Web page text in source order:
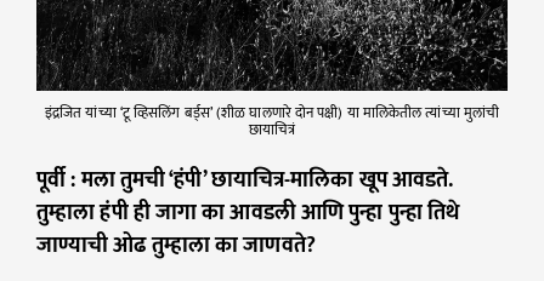
इंद्रजित यांच्या ‘टू व्हिसलिंग बर्ड्स’ (शीळ घालणारे दोन पक्षी) या मालिकेतील त्यांच्या मुलांची
छायाचित्रं
पूर्वी : मला तुमची ‘हंपी’ छायाचित्र-मालिका खूप आवडते.
तुम्हाला हंपी ही जागा का आवडली आणि पुन्हा पुन्हा तिथे
जाण्याची ओढ तुम्हाला का जाणवते?